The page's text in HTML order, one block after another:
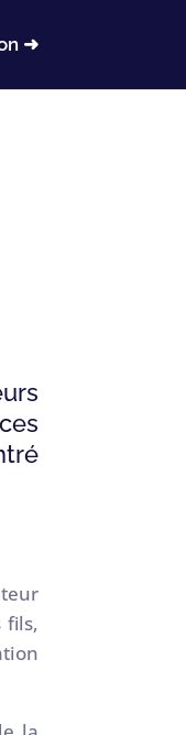
➜
fils,